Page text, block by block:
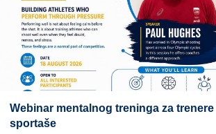
Webinar mentalnog treninga za trenere
sportaše